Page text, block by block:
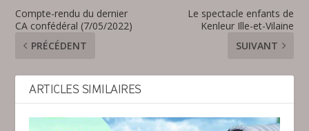
Compte-rendu du dernier
CA confédéral (7/05/2022)
PRÉCÉDENT
Le spectacle enfants de
Kenleur Ille-et-Vilaine
SUIVANT
ARTICLES SIMILAIRES